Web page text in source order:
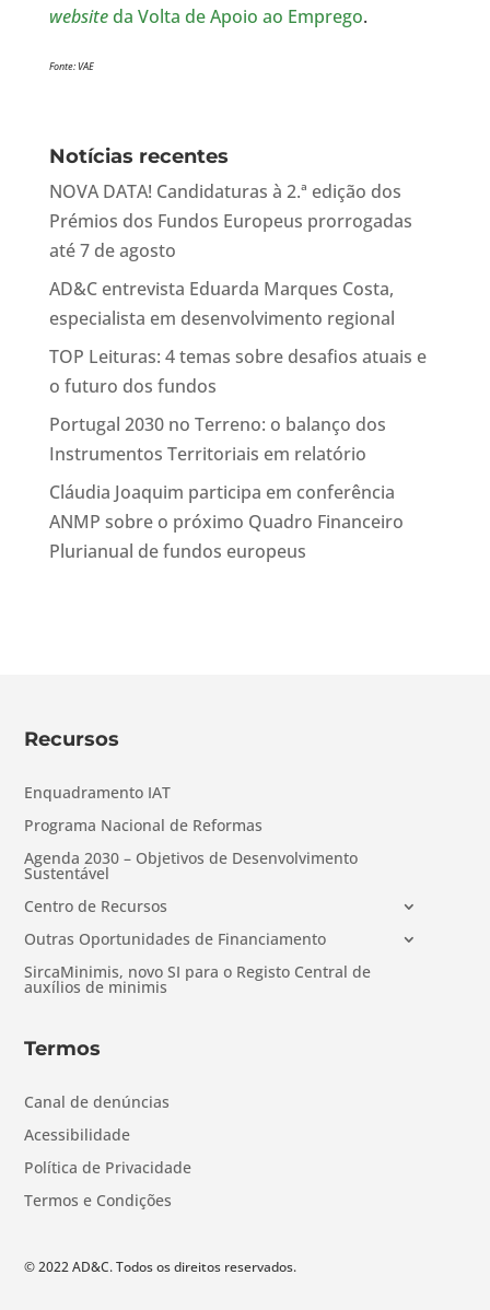
websiteda Volta de Apoio ao Emprego.
Fonte: VAE
Notícias recentes
NOVA DATA! Candidaturas à 2.ª edição dos
Prémios dos Fundos Europeus prorrogadas
até 7 de agosto
AD&C entrevista Eduarda Marques Costa,
especialista em desenvolvimento regional
TOP Leituras: 4 temas sobre desafios atuais e
o futuro dos fundos
Portugal 2030 no Terreno: o balanço dos
Instrumentos Territoriais em relatório
Cláudia Joaquim participa em conferência
ANMP sobre o próximo Quadro Financeiro
Plurianual de fundos europeus
Recursos
Enquadramento IAT
Programa Nacional de Reformas
Agenda 2030 – Objetivos de Desenvolvimento
Sustentável
Centro de Recursos
Outras Oportunidades de Financiamento
SircaMinimis, novo SI para o Registo Central de
auxílios de minimis
Termos
Canal de denúncias
Acessibilidade
Política de Privacidade
Termos e Condições
© 2022 AD&C. Todos os direitos reservados.